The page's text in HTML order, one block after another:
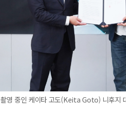
영 중인 케이타 고도(Keita Goto) 니후지